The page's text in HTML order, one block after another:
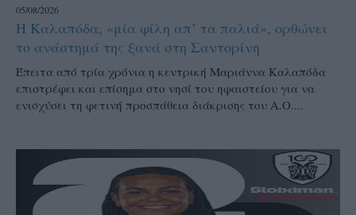
05/08/2026
Η Καλαπόδα, «μία φίλη απ’ τα παλιά», ορθώνει
το ανάστημά της ξανά στη Σαντορίνη
Έπειτα από τρία χρόνια η κεντρική Μαριάννα Καλαπόδα
επιστρέφει και επίσημα στο νησί του ηφαιστείου για να
ενισχύσει τη φετινή προσπάθεια διάκρισης του Α.Ο....